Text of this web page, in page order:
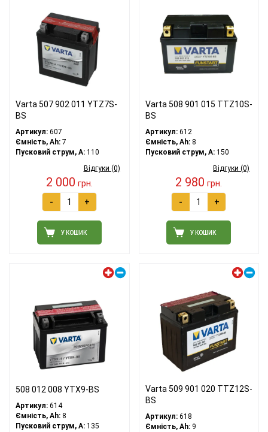
Varta 507 902 011 YTZ7S-
BS
Артикул: 607
Ємність, Ah: 7
Пусковий струм, A: 110
Відгуки (0)
2 000 грн.
- +
У КОШИК
Varta 508 901 015 TTZ10S-
BS
Артикул:612
Ємність, Ah:8
Пусковий струм, A:150
Відгуки (0)
2 980 грн.
- +
У КОШИК
508 012 008 YTX9-BS
Артикул: 614
Ємність, Ah: 8
Пусковий струм, A: 135
Varta 509 901 020 TTZ12S-
BS
Артикул:618
Ємність, Ah:9